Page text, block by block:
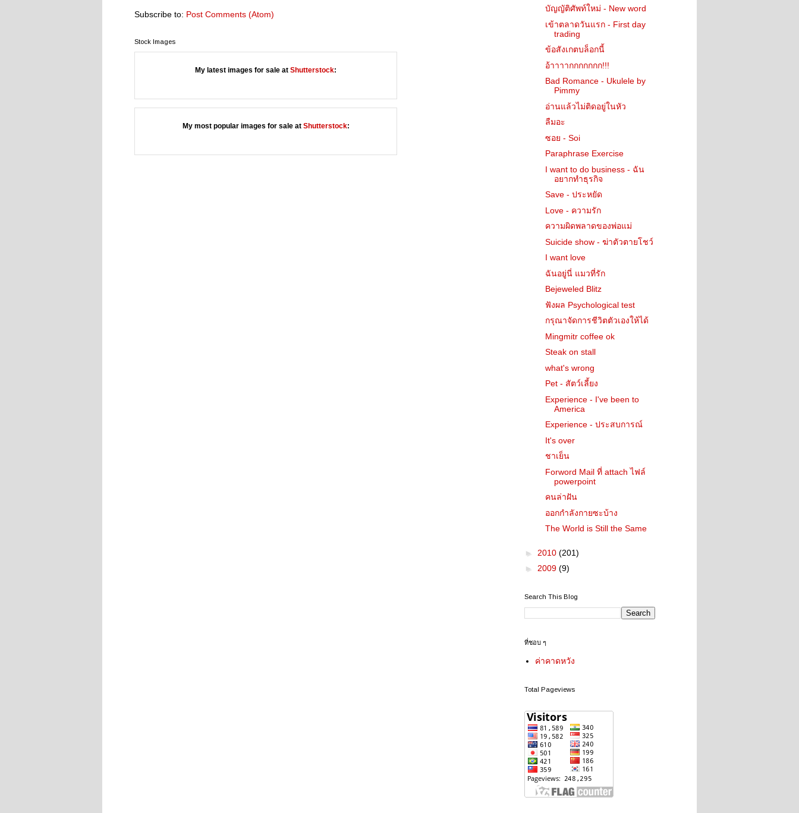
Subscribe to: Post Comments (Atom)
Stock Images
My latest images for sale at Shutterstock:
My most popular images for sale at Shutterstock:
บัญญัติศัพท์ใหม่ - New word
เข้าตลาดวันแรก - First day
trading
ข้อสังเกตบล็อกนี้
อ้าาาากกกกกกก!!!
Bad Romance - Ukulele by
Pimmy
อ่านแล้วไม่ติดอยู่ในหัว
ลืมอะ
ซอย - Soi
Paraphrase Exercise
I want to do business - ฉัน
อยากทำธุรกิจ
Save - ประหยัด
Love - ความรัก
ความผิดพลาดของพ่อแม่
Suicide show - ฆ่าตัวตายโชว์
I want love
ฉันอยู่นี่ แมวที่รัก
Bejeweled Blitz
ฟังผล Psychological test
กรุณาจัดการชีวิตตัวเองให้ได้
Mingmitr coffee ok
Steak on stall
what's wrong
Pet - สัตว์เลี้ยง
Experience - I've been to
America
Experience - ประสบการณ์
It's over
ชาเย็น
Forword Mail ที่ attach ไฟล์
powerpoint
คนล่าฝัน
ออกกำลังกายซะบ้าง
The World is Still the Same
► 2010 (201)
► 2009 (9)
Search This Blog
ที่ชอบ ๆ
ค่าคาดหวัง
Total Pageviews